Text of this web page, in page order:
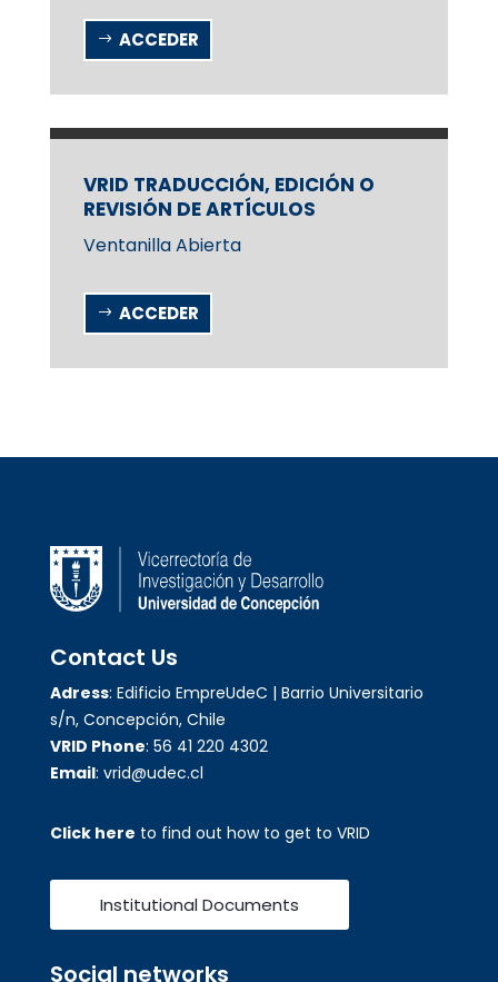
ACCEDER
VRID TRADUCCIÓN, EDICIÓN O
REVISIÓN DE ARTÍCULOS
Ventanilla Abierta
ACCEDER
Contact Us
Adress: Edificio EmpreUdeC | Barrio Universitario
s/n, Concepción, Chile
VRID Phone: 56 41 220 4302
Email: vrid@udec.cl
Click here to find out how to get to VRID
Institutional Documents
Social networks